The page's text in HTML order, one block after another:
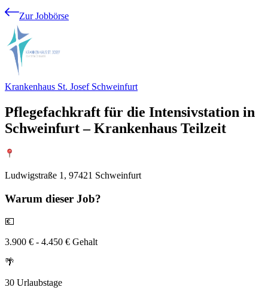
Zur Jobbörse
Krankenhaus St. Josef Schweinfurt
Pflegefachkraft für die Intensivstation in
Schweinfurt – Krankenhaus Teilzeit
Ludwigstraße 1, 97421 Schweinfurt
Warum dieser Job?
💶
3.900 € - 4.450 € Gehalt
🌴
30 Urlaubstage